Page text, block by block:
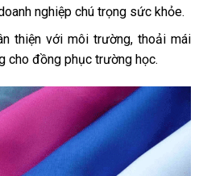
nghiệp chú trọng sức khỏe.
thiện với môi trường, thoải mái
cho đồng phục trường học.